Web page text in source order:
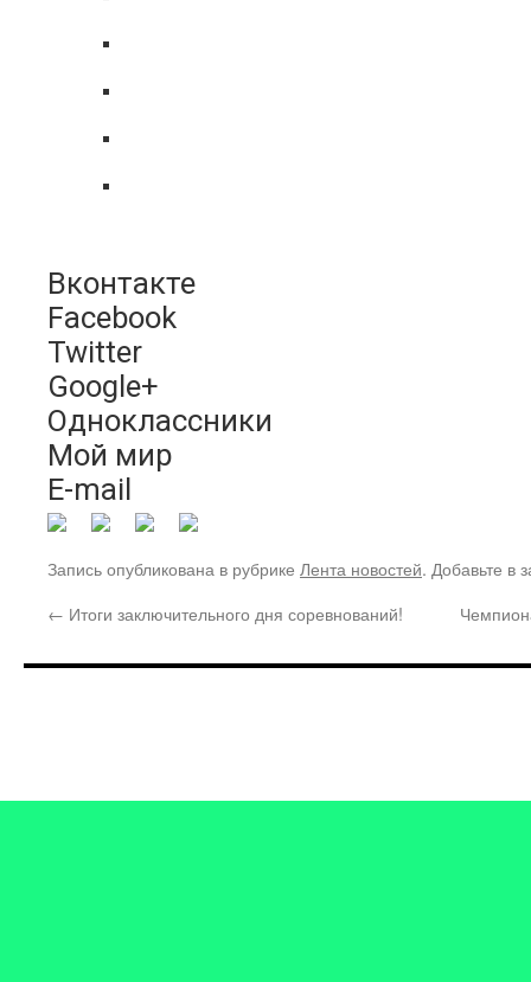
Вконтакте
Facebook
Twitter
Google+
Одноклассники
Мой мир
E-mail
Запись опубликована в рубрике Лента новостей. Добавьте в
← Итоги заключительного дня соревнований!